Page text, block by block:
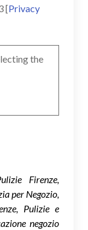
[Privacy
the
Firenze,
per Negozio,
Pulizie e
negozio